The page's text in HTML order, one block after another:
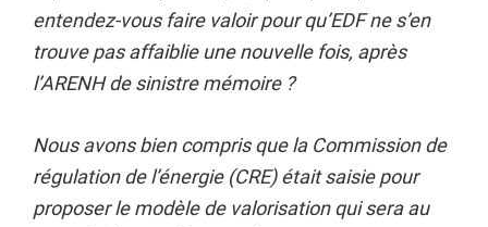
entendez-vous faire valoir pour qu’EDF ne s’en
trouve pas affaiblie une nouvelle fois, après
l’ARENH de sinistre mémoire ?
Nous avons bien compris que la Commission de
régulation de l’énergie (CRE) était saisie pour
proposer le modèle de valorisation qui sera au